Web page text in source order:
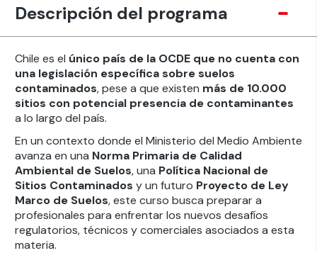
Descripción del programa
Chile es el único país de la OCDE que no cuenta con
una legislación específica sobre suelos
contaminados, pese a que existen más de 10.000
sitios con potencial presencia de contaminantes
a lo largo del país.
En un contexto donde el Ministerio del Medio Ambiente
avanza en una Norma Primaria de Calidad
Ambiental de Suelos, una Política Nacional de
Sitios Contaminados y un futuro Proyecto de Ley
Marco de Suelos, este curso busca preparar a
profesionales para enfrentar los nuevos desafíos
regulatorios, técnicos y comerciales asociados a esta
materia.